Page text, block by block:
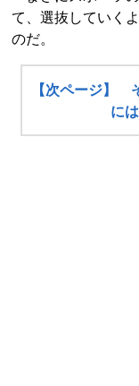
て、選抜していく
のだ。
【次ページ】
に